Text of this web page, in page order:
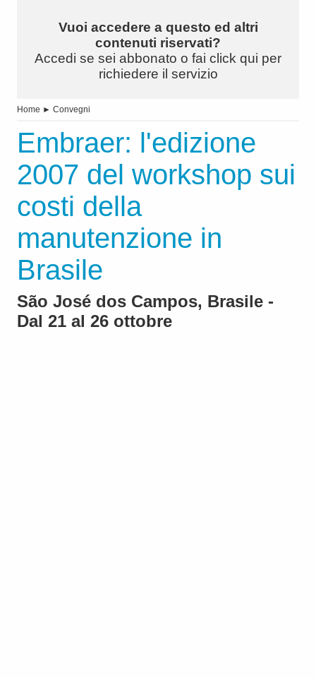
Vuoi accedere a questo ed altri
contenuti riservati?
Accedi se sei abbonato o fai click qui per
richiedere il servizio
Home ► Convegni
Embraer: l'edizione
2007 del workshop sui
costi della
manutenzione in
Brasile
São José dos Campos, Brasile -
Dal 21 al 26 ottobre